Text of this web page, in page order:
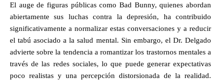
El auge de figuras públicas como Bad Bunny, quienes abordan
abiertamente sus luchas contra la depresión, ha contribuido
significativamente a normalizar estas conversaciones y a reducir
el tabú asociado a la salud mental. Sin embargo, el Dr. Delgado
advierte sobre la tendencia a romantizar los trastornos mentales a
través de las redes sociales, lo que puede generar expectativas
poco realistas y una percepción distorsionada de la realidad.